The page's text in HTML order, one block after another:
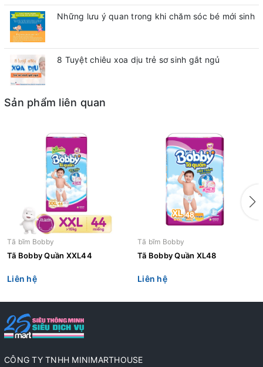
Những lưu ý quan trong khi chăm sóc bé mới sinh
8 Tuyệt chiêu xoa dịu trẻ sơ sinh gắt ngủ
Sản phẩm liên quan
Tã bĩm Bobby
Tã Bobby Quần XXL44
Liên hệ
Tã bĩm Bobby
Tã Bobby Quần XL48
Liên hệ
CÔNG TY TNHH MINIMARTHOUSE